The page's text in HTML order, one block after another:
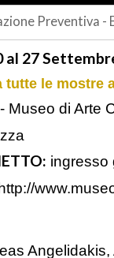
Preventiva -
al 27
tutte le mostre
Museo di Arte
ingresso